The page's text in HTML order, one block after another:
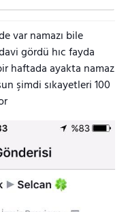
var namazı bile
gördü hıc fayda
haftada ayakta namaz
şimdi sıkayetleri 100